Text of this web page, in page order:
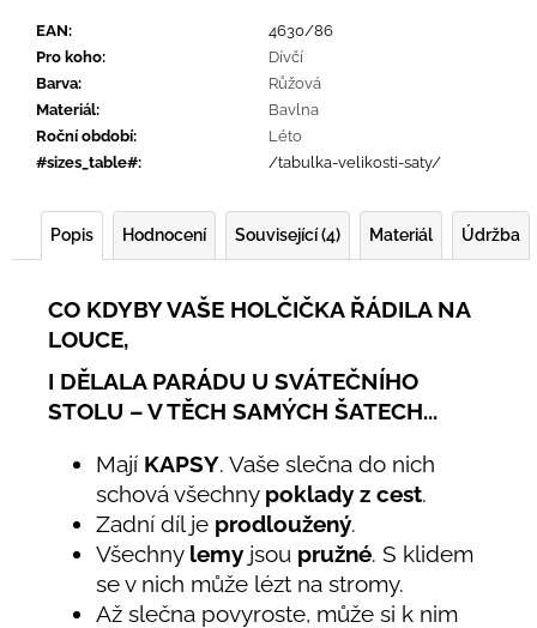
EAN:
4630/86
Pro koho:
Dívčí
Barva:
Růžová
Materiál:
Bavlna
Roční období:
Léto
#sizes_table#: /tabulka-velikosti-saty/
Popis Hodnocení Související (4) Materiál Údržba
CO KDYBY VAŠE HOLČIČKA ŘÁDILA NA
LOUCE,
I DĚLALA PARÁDU U SVÁTEČNÍHO
STOLU – V TĚCH SAMÝCH ŠATECH...
Mají KAPSY. Vaše slečna do nich
schová všechny poklady z cest.
Zadní díl je prodloužený.
Všechny lemy jsou pružné. S klidem
se v nich může lézt na stromy.
Až slečna povyroste, může si k nim